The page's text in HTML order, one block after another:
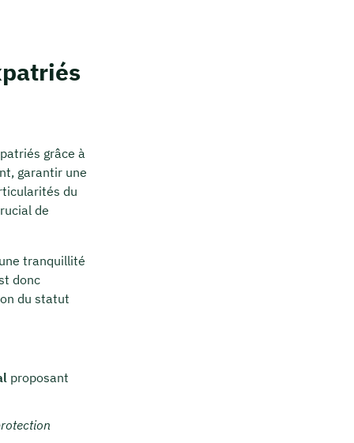
grâce à
garantir une
du
de
tranquillité
donc
du statut
proposant